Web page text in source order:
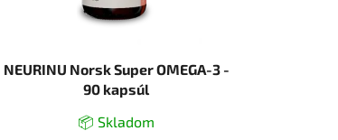
NEURINU Norsk Super OMEGA-3 -
90 kapsúl
📦 Skladom